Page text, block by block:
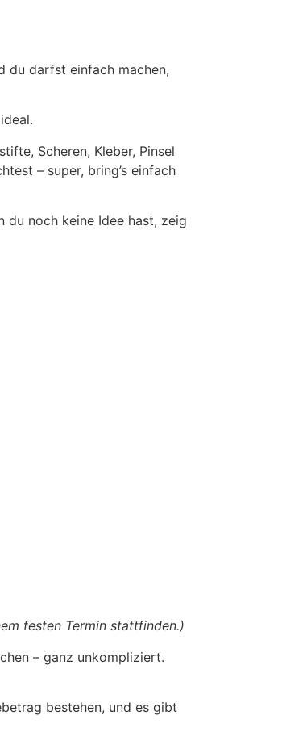
du darfst einfach machen,
Scheren, Kleber, Pinsel
– super, bring’s einfach
du noch keine Idee hast, zeig
festen Termin stattfinden.)
– ganz unkompliziert.
bestehen, und es gibt